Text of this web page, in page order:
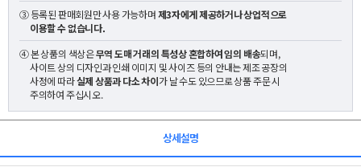
③ 등록된 판매회원만 사용 가능하며제3자에게 제공하거나 상업적으로
이용할 수 없습니다.
④ 본 상품의 색상은무역 도매 거래의 특성상 혼합하여 임의 배송되며,
사이트 상의 디자인과 인쇄 이미지 및 사이즈 등의 안내는 제조 공장의
사정에 따라실제 상품과 다소 차이가 날 수도 있으므로 상품 주문 시
주의하여 주십시오.
상세설명